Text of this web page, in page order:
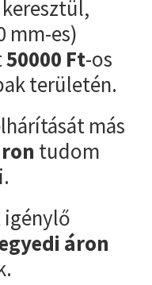
mm-es)
50000 Ft-os
területén.
más
tudom
igénylő
áron